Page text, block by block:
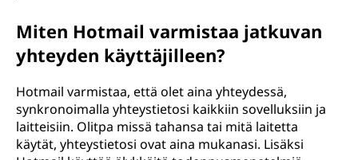
Miten Hotmail varmistaa jatkuvan
yhteyden käyttäjilleen?
Hotmail varmistaa, että olet aina yhteydessä,
synkronoimalla yhteystietosi kaikkiin sovelluksiin ja
laitteisiin. Olitpa missä tahansa tai mitä laitetta
käytät, yhteystietosi ovat aina mukanasi. Lisäksi